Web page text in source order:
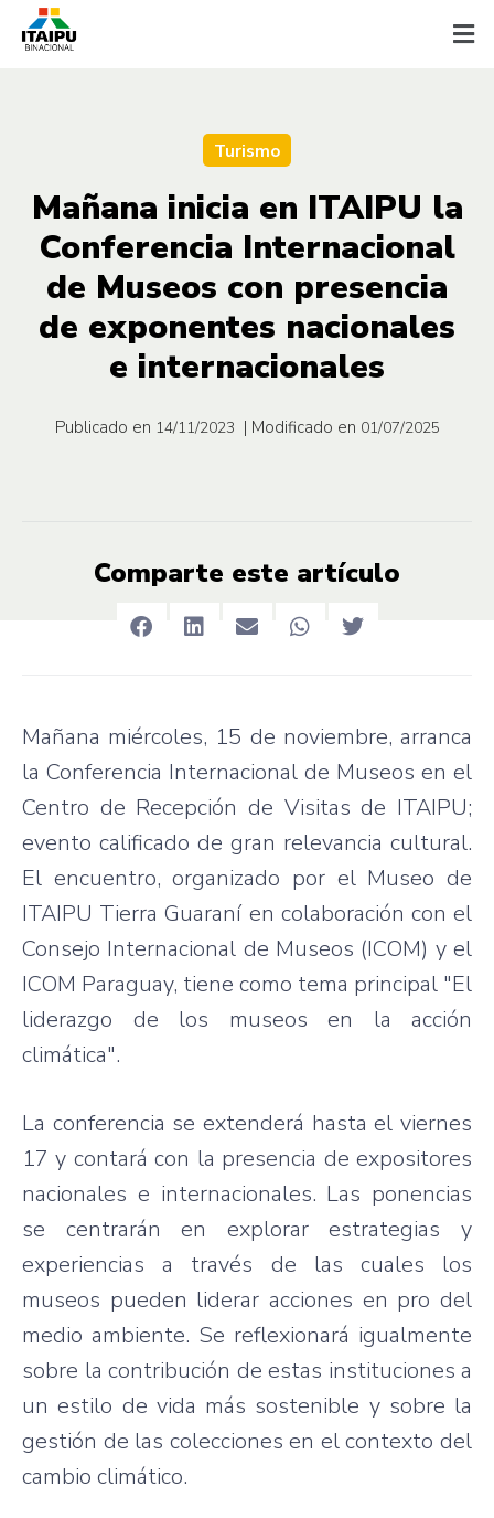
Turismo
Mañana inicia en ITAIPU la
Conferencia Internacional
de Museos con presencia
de exponentes nacionales
e internacionales
Publicado en 14/11/2023 | Modificado en 01/07/2025
Comparte este artículo
Mañana miércoles, 15 de noviembre, arranca
la Conferencia Internacional de Museos en el
Centro de Recepción de Visitas de ITAIPU;
evento calificado de gran relevancia cultural.
El encuentro, organizado por el Museo de
ITAIPU Tierra Guaraní en colaboración con el
Consejo Internacional de Museos (ICOM) y el
ICOM Paraguay, tiene como tema principal "El
liderazgo de los museos en la acción
climática".
La conferencia se extenderá hasta el viernes
17 y contará con la presencia de expositores
nacionales e internacionales. Las ponencias
se centrarán en explorar estrategias y
experiencias a través de las cuales los
museos pueden liderar acciones en pro del
medio ambiente. Se reflexionará igualmente
sobre la contribución de estas instituciones a
un estilo de vida más sostenible y sobre la
gestión de las colecciones en el contexto del
cambio climático.